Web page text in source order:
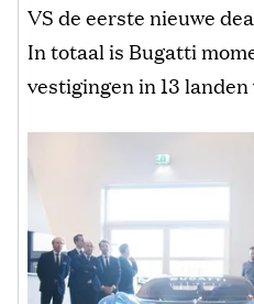
VS de eerste nieuwe
In totaal is Bugatti
vestigingen in 13